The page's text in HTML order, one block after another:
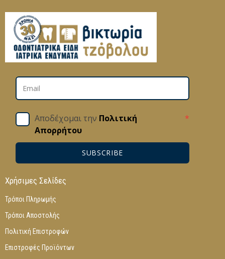
Αποδέχομαι την Πολιτική
Απορρήτου
*
SUBSCRIBE
Χρήσιμες Σελίδες
Τρόποι Πληρωμής
Τρόποι Αποστολής
Πολιτική Επιστροφών
Επιστροφές Προϊόντων